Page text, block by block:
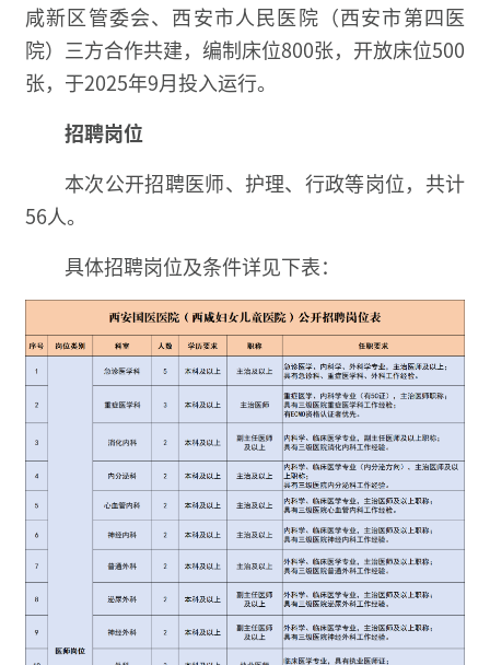
咸新区管委会、西安市人民医院（西安市第四医
院）三方合作共建，编制床位800张，开放床位500
张，于2025年9月投入运行。
招聘岗位
本次公开招聘医师、护理、行政等岗位，共计
56人。
具体招聘岗位及条件详见下表：